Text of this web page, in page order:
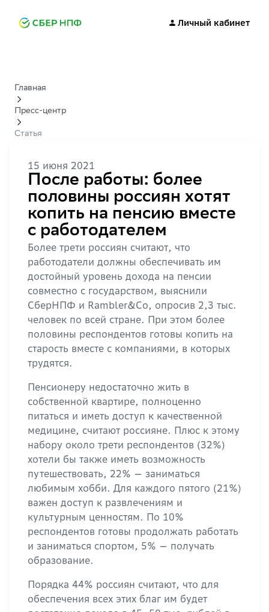
Личный кабинет
Главная
Пресс-центр
Статья
15 июня 2021
После работы: более
половины россиян хотят
копить на пенсию вместе
с работодателем
Более трети россиян считают, что
работодатели должны обеспечивать им
достойный уровень дохода на пенсии
совместно с государством, выяснили
СберНПФ и Rambler&Co, опросив 2,3 тыс.
человек по всей стране. При этом более
половины респондентов готовы копить на
старость вместе с компаниями, в которых
трудятся.
Пенсионеру недостаточно жить в
собственной квартире, полноценно
питаться и иметь доступ к качественной
медицине, считают россияне. Плюс к этому
набору около трети респондентов (32%)
хотели бы также иметь возможность
путешествовать, 22% — заниматься
любимым хобби. Для каждого пятого (21%)
важен доступ к развлечениям и
культурным ценностям. По 10%
респондентов готовы продолжать работать
и заниматься спортом, 5% — получать
образование.
Порядка 44% россиян считают, что для
обеспечения всех этих благ им будет